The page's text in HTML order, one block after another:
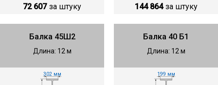
72 607 за штуку 144 864 за штуку
Балка 45Ш2
Длина: 12 м
302 мм
Балка 40 Б1
Длина: 12 м
199 мм